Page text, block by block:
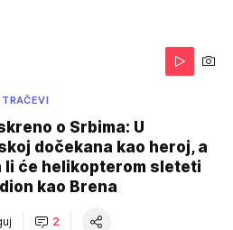
o Srbima: U
dočekana kao heroj, a
li će helikopterom sleteti
kao Brena
2